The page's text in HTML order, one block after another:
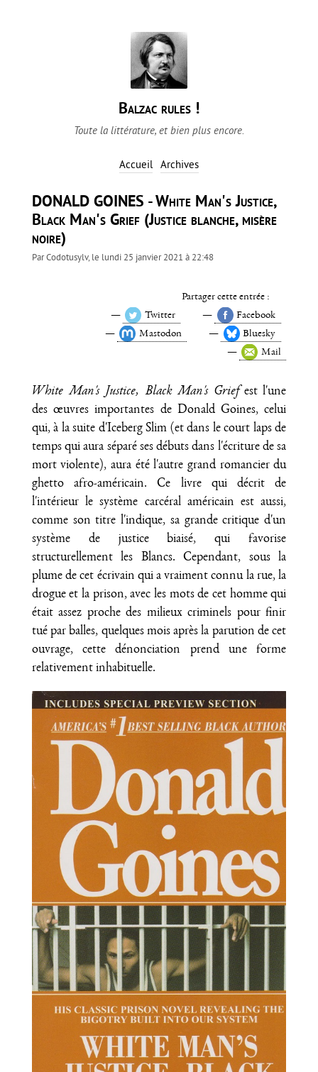
Balzac rules !
Toute la littérature, et bien plus encore.
Accueil Archives
DONALD GOINES - White Man's Justice,
Black Man's Grief (Justice blanche, misère
noire)
ParCodotusylv, le lundi 25 janvier 2021 à 22:48
Partager cette entrée :
Twitter
Facebook
Mastodon
Bluesky
Mail
White Man's Justice, Black Man's Griefest l'une
des œuvres importantes de Donald Goines, celui
qui, à la suite d'Iceberg Slim (et dans le court laps de
temps qui aura séparé ses débuts dans l'écriture de sa
mort violente), aura été l'autre grand romancier du
ghetto afro-américain. Ce livre qui décrit de
l'intérieur le système carcéral américain est aussi,
comme son titre l'indique, sa grande critique d'un
système de justice biaisé, qui favorise
structurellement les Blancs. Cependant, sous la
plume de cet écrivain qui a vraiment connu la rue, la
drogue et la prison, avec les mots de cet homme qui
était assez proche des milieux criminels pour finir
tué par balles, quelques mois après la parution de cet
ouvrage, cette dénonciation prend une forme
relativement inhabituelle.